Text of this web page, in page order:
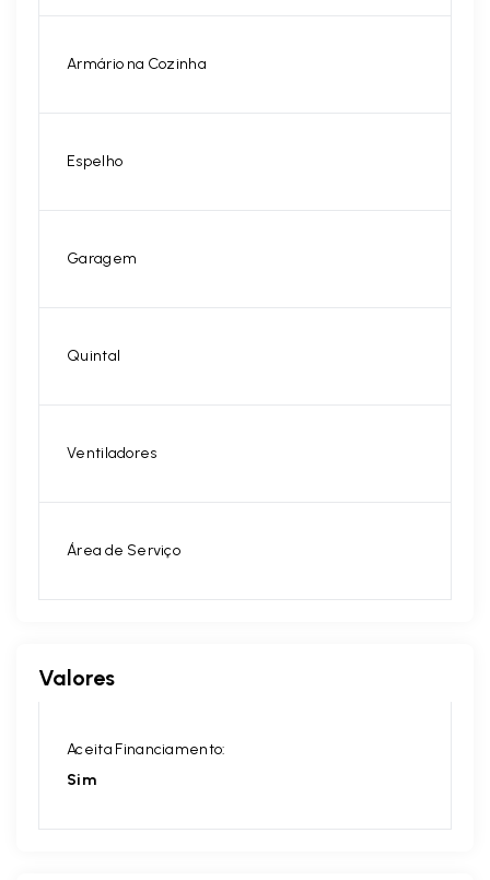
Armário na Cozinha
Espelho
Garagem
Quintal
Ventiladores
Área de Serviço
Valores
Aceita Financiamento:
Sim